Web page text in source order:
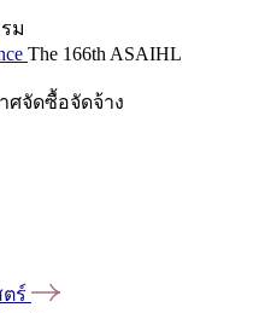
ม
The 166th ASAIHL
ศจัดซื้อจัดจ้าง
ร์